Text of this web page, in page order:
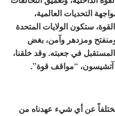
التحديات العالمية،
ستكون الولايات المتحدة
ومزدهر وآمن، بغض
في جعبته. وقد خلقنا،
آتشيسون، “مواقف قوة”.
عن أي شيء عهدناه من